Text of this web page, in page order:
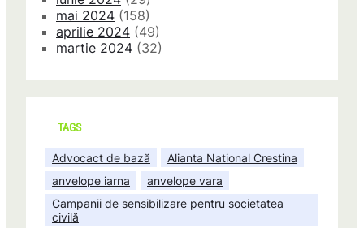
mai 2024 (158)
aprilie 2024 (49)
martie 2024 (32)
TAGS
Advocact de bază
Alianta National Crestina
anvelope iarna
anvelope vara
Campanii de sensibilizare pentru societatea
civilă